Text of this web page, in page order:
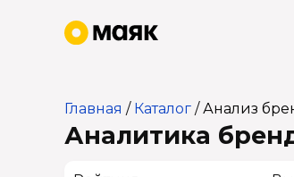
Главная / Каталог /Анализ
Аналитика